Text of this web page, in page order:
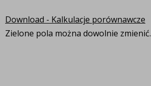
Download - Kalkulacje porównawcze
Zielone pola można dowolnie zmienić.